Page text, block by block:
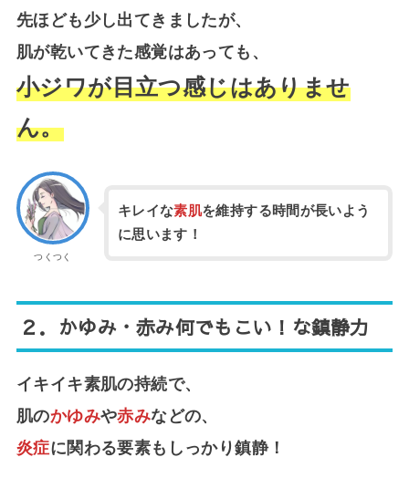
先ほども少し出てきましたが、
肌が乾いてきた感覚はあっても、
小ジワが目立つ感じはありませ
ん。
つくつく
キレイな素肌を維持する時間が長いよう
に思います！
２． かゆみ・赤み何でもこい！な鎮静力
イキイキ素肌の持続で、
肌のかゆみや赤みなどの、
炎症に関わる要素もしっかり鎮静！